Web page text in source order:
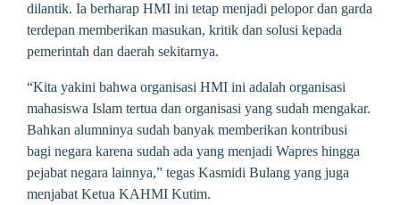
dilantik. Ia berharap HMI ini tetap menjadi pelopor dan garda
terdepan memberikan masukan, kritik dan solusi kepada
pemerintah dan daerah sekitarnya.
“Kita yakini bahwa organisasi HMI ini adalah organisasi
mahasiswa Islam tertua dan organisasi yang sudah mengakar.
Bahkan alumninya sudah banyak memberikan kontribusi
bagi negara karena sudah ada yang menjadi Wapres hingga
pejabat negara lainnya,” tegas Kasmidi Bulang yang juga
menjabat Ketua KAHMI Kutim.